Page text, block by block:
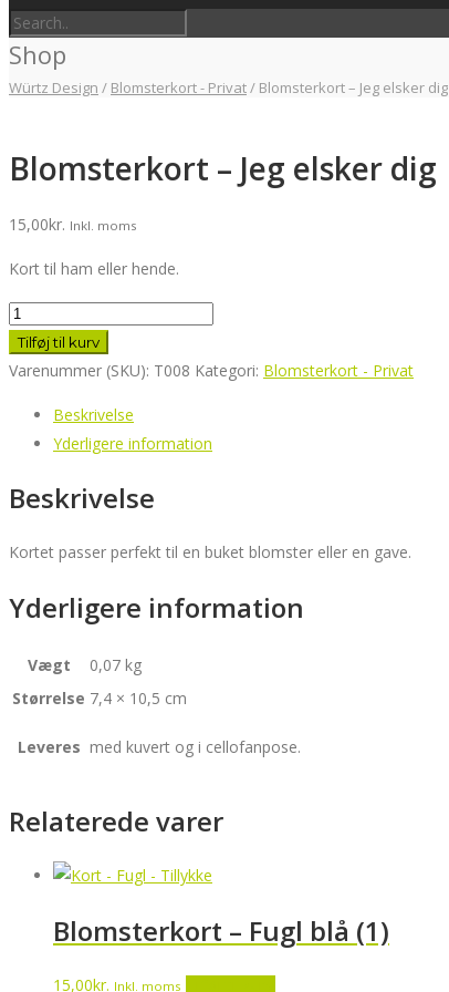
Shop
Würtz Design / Blomsterkort - Privat/ Blomsterkort – Jeg elsker dig
Blomsterkort – Jeg elsker dig
15,00kr. Inkl. moms
Kort til ham eller hende.
Blomsterkort
Jeg
Tilføj til kurv
Varenummer (SKU): T008 Kategori: Blomsterkort - Privat
Beskrivelse
Yderligere information
Beskrivelse
Kortet passer perfekt til en buket blomster eller en gave.
Yderligere information
Vægt
0,07 kg
Størrelse 7,4 × 10,5 cm
Leveres med kuvert og i cellofanpose.
Relaterede varer
Blomsterkort – Fugl blå (1)
15,00kr. Inkl. moms